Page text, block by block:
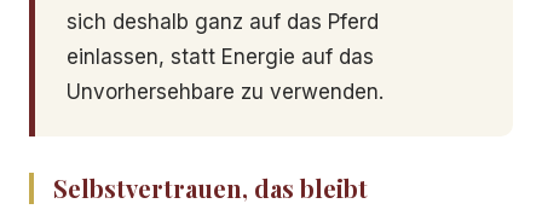
sich deshalb ganz auf das Pferd
einlassen, statt Energie auf das
Unvorhersehbare zu verwenden.
Selbstvertrauen, das bleibt